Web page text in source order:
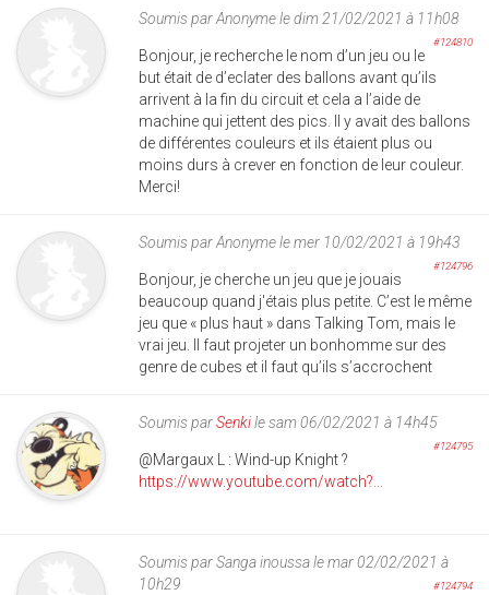
Soumis parAnonymele dim 21/02/2021 à 11h08
#124810
Bonjour, je recherche le nom d’un jeu ou le
but était de d’eclater des ballons avant qu’ils
arrivent à la fin du circuit et cela a l’aide de
machine qui jettent des pics. Il y avait des ballons
de différentes couleurs et ils étaient plus ou
moins durs à crever en fonction de leur couleur.
Merci!
Soumis parAnonymele mer 10/02/2021 à 19h43
#124796
Bonjour, je cherche un jeu que je jouais
beaucoup quand j'étais plus petite. C’est le même
jeu que « plus haut » dans Talking Tom, mais le
vrai jeu. Il faut projeter un bonhomme sur des
genre de cubes et il faut qu’ils s’accrochent
Soumis parSenkile sam 06/02/2021 à 14h45
#124795
@Margaux L : Wind-up Knight ?
https://www.youtube.com/watch?...
Soumis parSanga inoussale mar 02/02/2021 à
10h29
#124794